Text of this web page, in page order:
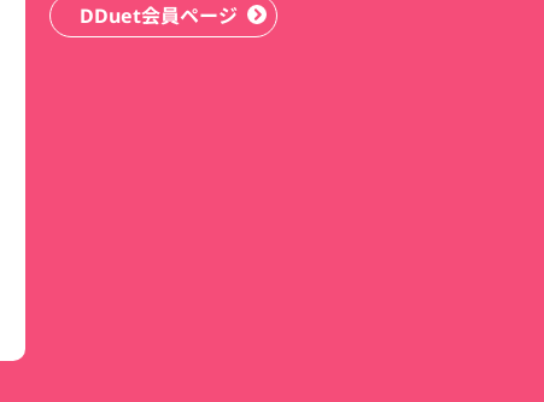
DDuet会員ページ